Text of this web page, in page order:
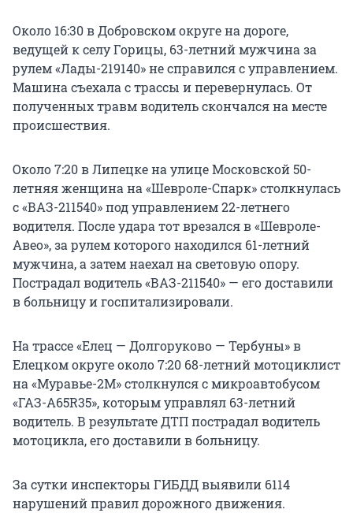
Около 16:30 в Добровском округе на дороге,
ведущей к селу Горицы, 63-летний мужчина за
рулем «Лады-219140» не справился с управлением.
Машина съехала с трассы и перевернулась. От
полученных травм водитель скончался на месте
происшествия.
Около 7:20 в Липецке на улице Московской 50-
летняя женщина на «Шевроле-Спарк» столкнулась
с «ВАЗ-211540» под управлением 22-летнего
водителя. После удара тот врезался в «Шевроле-
Авео», за рулем которого находился 61-летний
мужчина, а затем наехал на световую опору.
Пострадал водитель «ВАЗ-211540» — его доставили
в больницу и госпитализировали.
На трассе «Елец — Долгоруково — Тербуны» в
Елецком округе около 7:20 68-летний мотоциклист
на «Муравье-2М» столкнулся с микроавтобусом
«ГАЗ-A65R35», которым управлял 63-летний
водитель. В результате ДТП пострадал водитель
мотоцикла, его доставили в больницу.
За сутки инспекторы ГИБДД выявили 6114
нарушений правил дорожного движения.